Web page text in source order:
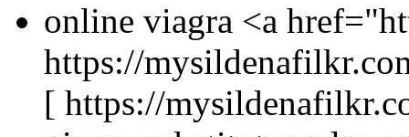
online viagra <a
https://
[ https://